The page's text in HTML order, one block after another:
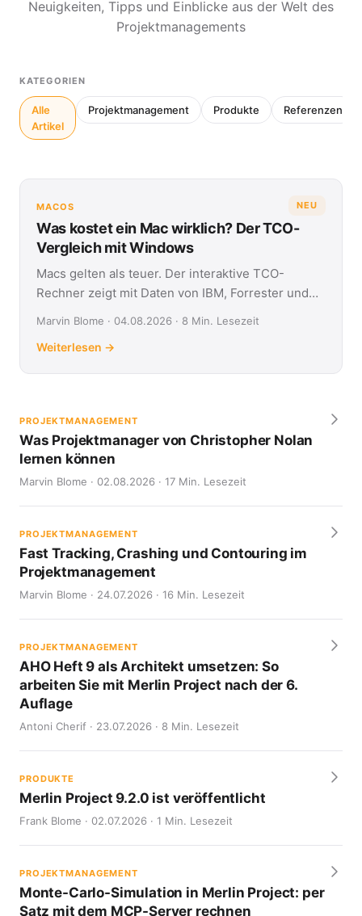
Neuigkeiten, Tipps und Einblicke aus der Welt des
Projektmanagements
KATEGORIEN
Alle
Artikel
Projektmanagement Produkte Referenzen
NEU
MACOS
Was kostet ein Mac wirklich? Der TCO-
Vergleich mit Windows
Macs gelten als teuer. Der interaktive TCO-
Rechner zeigt mit Daten von IBM, Forrester und
Marvin Blome · 04.08.2026 · 8 Min. Lesezeit
Weiterlesen →
PROJEKTMANAGEMENT
Was Projektmanager von Christopher Nolan
lernen können
Marvin Blome · 02.08.2026 · 17 Min. Lesezeit
PROJEKTMANAGEMENT
Fast Tracking, Crashing und Contouring im
Projektmanagement
Marvin Blome · 24.07.2026 · 16 Min. Lesezeit
PROJEKTMANAGEMENT
AHO Heft 9 als Architekt umsetzen: So
arbeiten Sie mit Merlin Project nach der 6.
Auflage
Antoni Cherif · 23.07.2026 · 8 Min. Lesezeit
PRODUKTE
Merlin Project 9.2.0 ist veröffentlicht
Frank Blome · 02.07.2026 · 1 Min. Lesezeit
PROJEKTMANAGEMENT
Monte-Carlo-Simulation in Merlin Project: per
Satz mit dem MCP-Server rechnen